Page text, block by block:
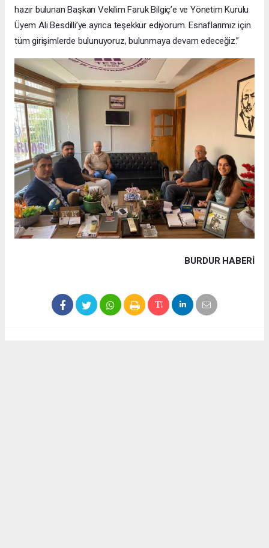
hazır bulunan Başkan Vekilim Faruk Bilgiç’e ve Yönetim Kurulu
Üyem Ali Besdilli’ye ayrıca teşekkür ediyorum. Esnaflarımız için
tüm girişimlerde bulunuyoruz, bulunmaya devam edeceğiz.”
BURDUR HABERİ